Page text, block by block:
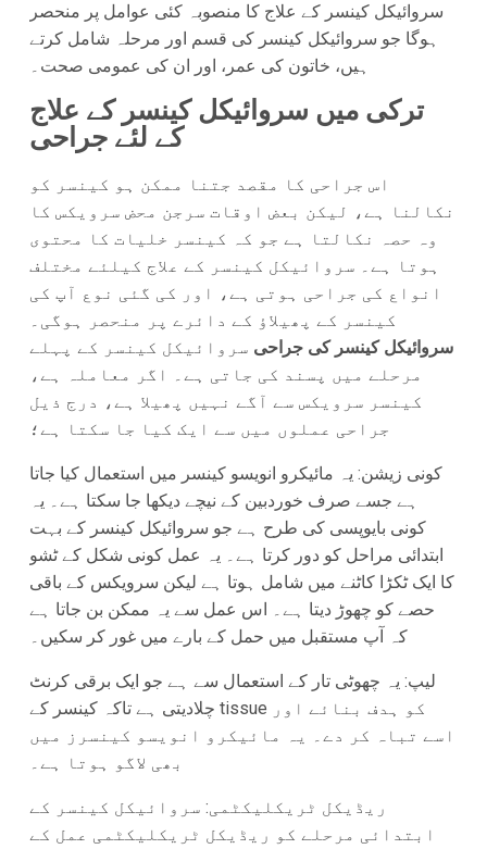
سروائیکل کینسر کے علاج کا منصوبہ کئی عوامل پر منحصر
ہوگا جو سروائیکل کینسر کی قسم اور مرحلہ شامل کرتے
ہیں، خاتون کی عمر، اور ان کی عمومی صحت۔
ترکی میں سروائیکل کینسر کے علاج
کے لئے جراحی
اس جراحی کا مقصد جتنا ممکن ہو کینسر کو
نکالنا ہے، لیکن بعض اوقات سرجن محض سرویکس کا
وہ حصہ نکالتا ہے جو کہ کینسر خلیات کا محتوی
ہوتا ہے۔ سروائیکل کینسر کے علاج کیلئے مختلف
انواع کی جراحی ہوتی ہے، اور کی گئی نوع آپ کی
کینسر کے پھیلاؤ کے دائرے پر منحصر ہوگی۔
سروائیکل کینسر کی جراحی سروائیکل کینسر کے پہلے
مرحلے میں پسند کی جاتی ہے۔ اگر معاملہ ہے،
کینسر سرویکس سے آگے نہیں پھیلا ہے، درج ذیل
جراحی عملوں میں سے ایک کیا جا سکتا ہے؛
کونی زیشن: یہ مائیکرو انویسو کینسر میں استعمال کیا جاتا
ہے جسے صرف خوردبین کے نیچے دیکھا جا سکتا ہے۔ یہ
کونی بایوپسی کی طرح ہے جو سروائیکل کینسر کے بہت
ابتدائی مراحل کو دور کرتا ہے۔ یہ عمل کونی شکل کے ٹشو
کا ایک ٹکڑا کاٹنے میں شامل ہوتا ہے لیکن سرویکس کے باقی
حصے کو چھوڑ دیتا ہے۔ اس عمل سے یہ ممکن بن جاتا ہے
کہ آپ مستقبل میں حمل کے بارے میں غور کر سکیں۔
لیپ: یہ چھوٹی تار کے استعمال سے ہے جو ایک برقی کرنٹ
چلادیتی ہے تاکہ کینسر کے tissue کو ہدف بنائے اور
اسے تباہ کر دے۔ یہ مائیکرو انویسو کینسرز میں
بھی لاگو ہوتا ہے۔
ریڈیکل ٹریکلیکٹمی: سروائیکل کینسر کے
ابتدائی مرحلے کو ریڈیکل ٹریکلیکٹمی عمل کے